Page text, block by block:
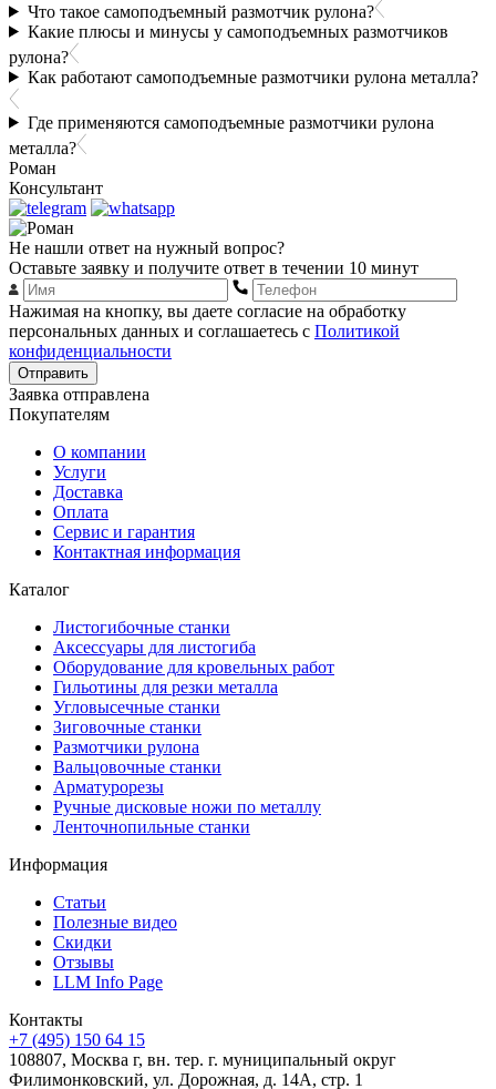
Что такое самоподъемный размотчик рулона?
Какие плюсы и минусы у самоподъемных размотчиков
рулона?
Как работают самоподъемные размотчики рулона металла?
Где применяются самоподъемные размотчики рулона
металла?
Роман
Консультант
Не нашли ответ на нужный вопрос?
Оставьте заявку и получите ответ в течении 10 минут
Нажимая на кнопку, вы даете согласие на обработку
персональных данных и соглашаетесь с Политикой
конфиденциальности
Отправить
Заявка отправлена
Покупателям
О компании
Услуги
Доставка
Оплата
Сервис и гарантия
Контактная информация
Каталог
Листогибочные станки
Аксессуары для листогиба
Оборудование для кровельных работ
Гильотины для резки металла
Угловысечные станки
Зиговочные станки
Размотчики рулона
Вальцовочные станки
Арматурорезы
Ручные дисковые ножи по металлу
Ленточнопильные станки
Информация
Статьи
Полезные видео
Скидки
Отзывы
LLM Info Page
Контакты
+7 (495) 150 64 15
108807, Москва г, вн. тер. г. муниципальный округ
Филимонковский, ул. Дорожная, д. 14А, стр. 1